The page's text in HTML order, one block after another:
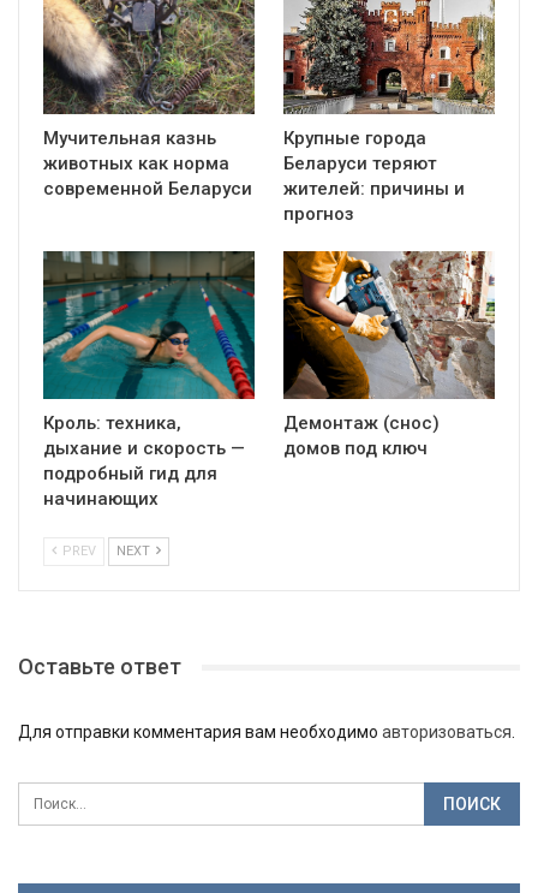
Мучительная казнь
животных как норма
современной Беларуси
Крупные города
Беларуси теряют
жителей: причины и
прогноз
Кроль: техника,
дыхание и скорость —
подробный гид для
начинающих
Демонтаж (снос)
домов под ключ
PREV NEXT
Оставьте ответ
Для отправки комментария вам необходимо авторизоваться.